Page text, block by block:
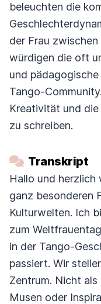
beleuchten die
der Frau
würdigen die oft
und
Tango-
Kreativität und
zu schreiben.
Transkript
Hallo und herzlich
ganz besonderen
Kulturwelten. Ich
zum
in der Tango-
passiert. Wir
Zentrum. Nicht
Musen oder